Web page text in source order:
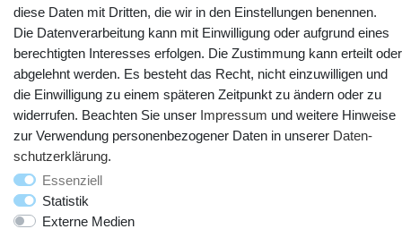
diese Daten mit Dritten, die wir in den Einstellungen benennen.
Die Datenverarbeitung kann mit Einwilligung oder aufgrund eines
berechtigten Interesses erfolgen. Die Zustimmung kann erteilt oder
abgelehnt werden. Es besteht das Recht, nicht einzuwilligen und
die Einwilligung zu einem späteren Zeitpunkt zu ändern oder zu
widerrufen. Beachten Sie unser Impressum und weitere Hinweise
zur Verwendung personenbezogener Daten in unserer Daten­
schutz­erklärung.
Essenziell
Statistik
Externe Medien